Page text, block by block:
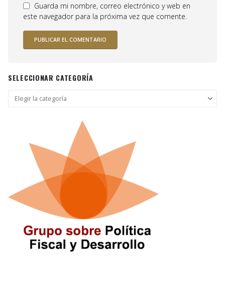
Guarda mi nombre, correo electrónico y web en
este navegador para la próxima vez que comente.
SELECCIONAR CATEGORÍA
Seleccionar
categoría